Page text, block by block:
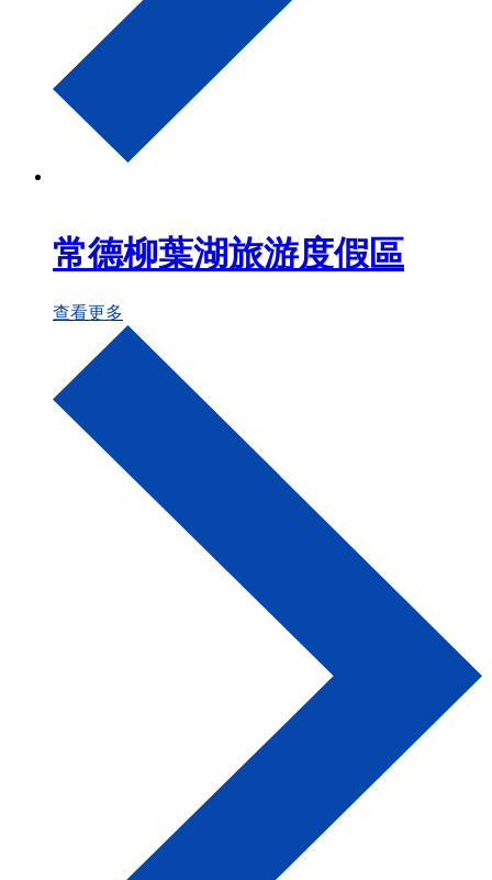
常德柳葉湖旅游度假區
查看更多